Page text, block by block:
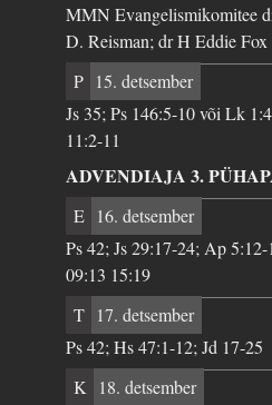
MMN Evangelismikomitee
D. Reisman; dr H Eddie Fox
P 15. detsember
Js 35; Ps 146:5-10 või Lk
11:2-11
ADVENDIAJA 3.
E 16. detsember
Ps 42; Js 29:17-24; Ap 5:12-
09:13 15:19
T 17. detsember
Ps 42; Hs 47:1-12; Jd 17-25
K 18. detsember